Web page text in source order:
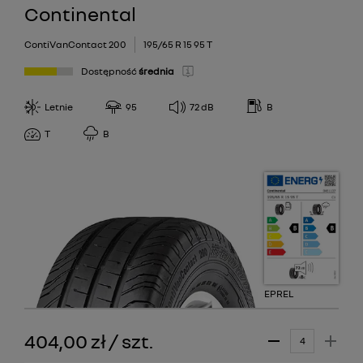
Continental
ContiVanContact 200 195/65 R 15 95 T
Dostępność średnia
Letnie 95 72dB B
T B
EPREL
404,00 zł/szt.